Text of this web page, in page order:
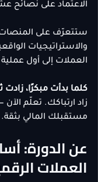
الاعتماد على نصائح
ستتعرّف على
والاستراتيجيات
العملات إلى أول
كلما بدأت مبكرًا، زادت
زاد ارتباكك. تعلّم الآن
مستقبلك المالي بثقة.
عن الدورة:
العملات